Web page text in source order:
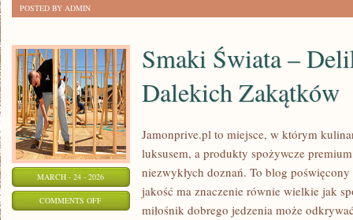
POSTED BY ADMIN
MARCH - 24 - 2026
COMMENTS OFFON
Smaki Świata –
Dalekich Zakątków
Jamonprive.pl to miejsce, w którym
luksusem, a produkty spożywcze
niezwykłych doznań. To blog
jakość ma znaczenie równie wielkie jak
miłośnik dobrego jedzenia może